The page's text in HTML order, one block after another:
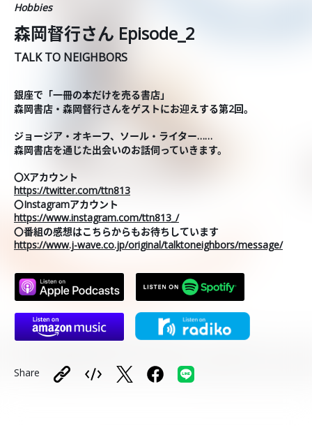
Hobbies
森岡督行さん Episode_2
TALK TO NEIGHBORS
銀座で「一冊の本だけを売る書店」
森岡書店・森岡督行さんをゲストにお迎えする第2回。
ジョージア・オキーフ、ソール・ライター……
森岡書店を通じた出会いのお話伺っていきます。
〇Xアカウント
https://twitter.com/ttn813
〇Instagramアカウント
https://www.instagram.com/ttn813_/
〇番組の感想はこちらからもお待ちしています
https://www.j-wave.co.jp/original/talktoneighbors/message/
Share